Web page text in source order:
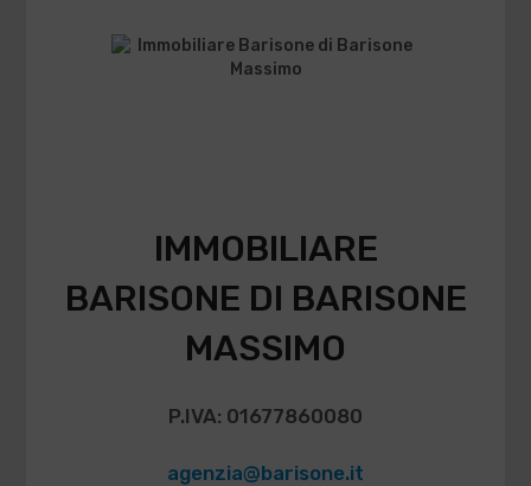
IMMOBILIARE
BARISONE DI BARISONE
MASSIMO
P.IVA: 01677860080
agenzia@barisone.it